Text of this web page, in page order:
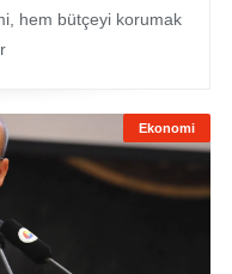
hem bütçeyi korumak
Ekonomi